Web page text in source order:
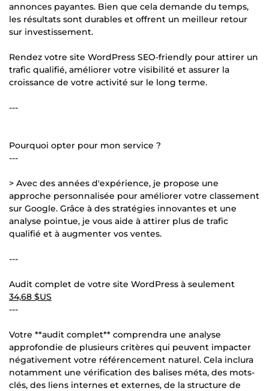
annonces payantes. Bien que cela demande du temps,
les résultats sont durables et offrent un meilleur retour
sur investissement.
Rendez votre site WordPress SEO-friendly pour attirer un
trafic qualifié, améliorer votre visibilité et assurer la
croissance de votre activité sur le long terme.
---
Pourquoi opter pour mon service ?
---
> Avec des années d'expérience, je propose une
approche personnalisée pour améliorer votre classement
sur Google. Grâce à des stratégies innovantes et une
analyse pointue, je vous aide à attirer plus de trafic
qualifié et à augmenter vos ventes.
---
Audit complet de votre site WordPress à seulement
34,68 $US
---
Votre **audit complet** comprendra une analyse
approfondie de plusieurs critères qui peuvent impacter
négativement votre référencement naturel. Cela inclura
notamment une vérification des balises méta, des mots-
clés, des liens internes et externes, de la structure de